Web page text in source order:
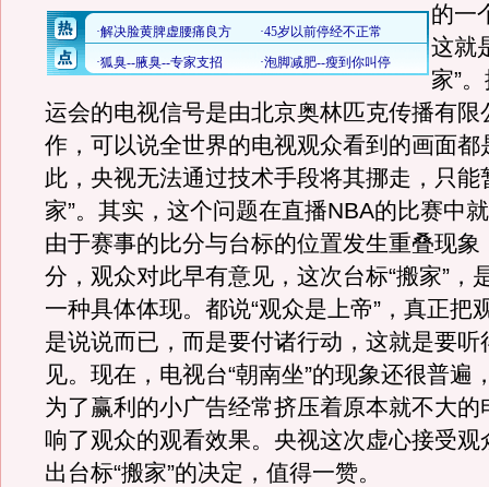
的一
这就
家”
运会的电视信号是由北京奥林匹克传播有限
作，可以说全世界的电视观众看到的画面都
此，央视无法通过技术手段将其挪走，只能
家”。其实，这个问题在直播NBA的比赛中
由于赛事的比分与台标的位置发生重叠现象
分，观众对此早有意见，这次台标“搬家”，
一种具体体现。都说“观众是上帝”，真正把
是说说而已，而是要付诸行动，这就是要听
见。现在，电视台“朝南坐”的现象还很普遍
为了赢利的小广告经常挤压着原本就不大的
响了观众的观看效果。央视这次虚心接受观
出台标“搬家”的决定，值得一赞。